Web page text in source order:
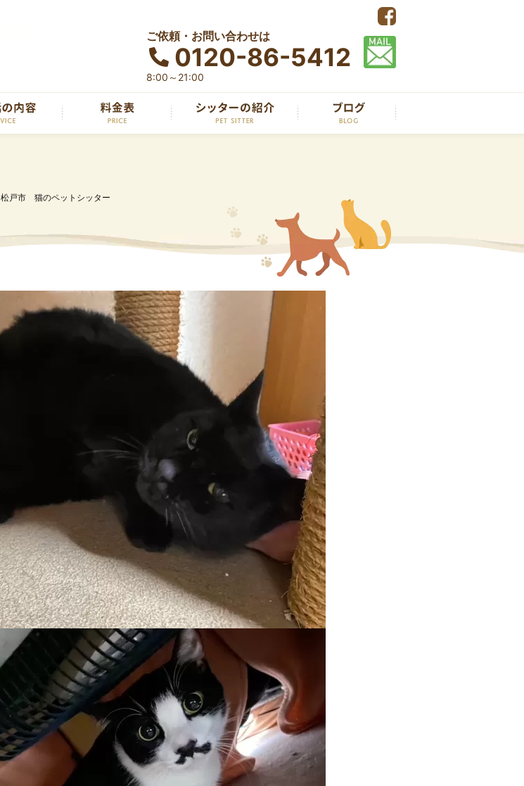
ご依頼・お問い合わせは
0120-86-5412
8:00～21:00
松戸市 猫のペットシッター